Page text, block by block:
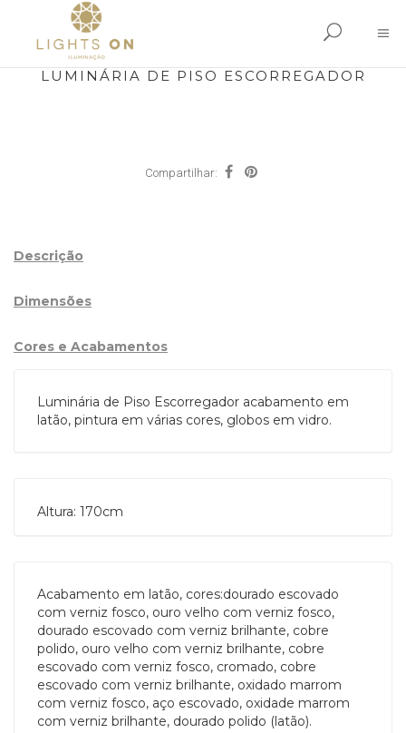
LUMINÁRIA DE PISO ESCORREGADOR
Compartilhar:
Descrição
Dimensões
Cores e Acabamentos
Luminária de Piso Escorregador acabamento em
latão, pintura em várias cores, globos em vidro.
Altura: 170cm
Acabamento em latão, cores:dourado escovado
com verniz fosco, ouro velho com verniz fosco,
dourado escovado com verniz brilhante, cobre
polido, ouro velho com verniz brilhante, cobre
escovado com verniz fosco, cromado, cobre
escovado com verniz brilhante, oxidado marrom
com verniz fosco, aço escovado, oxidade marrom
com verniz brilhante, dourado polido (latão).